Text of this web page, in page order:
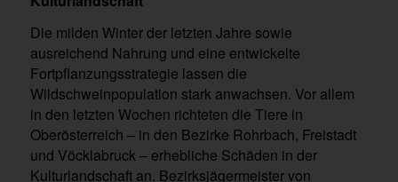
Die milden Winter der letzten Jahre sowie
ausreichend Nahrung und eine entwickelte
Fortpflanzungsstrategie lassen die
Wildschweinpopulation stark anwachsen. Vor allem
in den letzten Wochen richteten die Tiere in
Oberösterreich – in den Bezirke Rohrbach, Freistadt
und Vöcklabruck – erhebliche Schäden in der
Kulturlandschaft an. Bezirksjägermeister von